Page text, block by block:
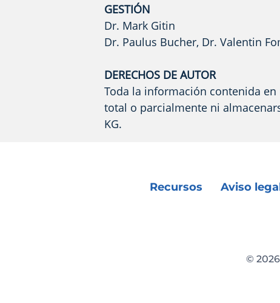
GESTIÓN
Dr. Mark Gitin
Dr. Paulus Bucher, Dr. Valentin
DERECHOS DE AUTOR
Toda la información contenida
total o parcialmente ni
KG.
Recursos Aviso
©